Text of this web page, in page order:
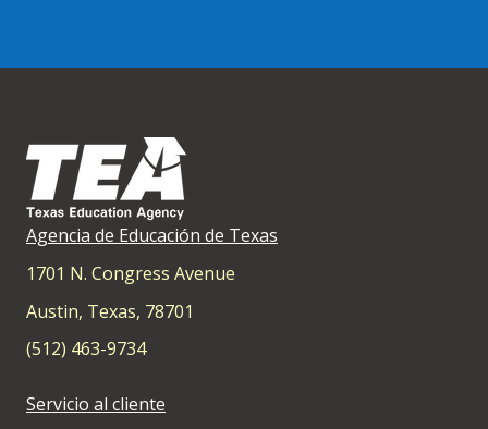
Agencia de Educación de Texas
1701 N. Congress Avenue
Austin, Texas, 78701
(512) 463-9734
Servicio al cliente